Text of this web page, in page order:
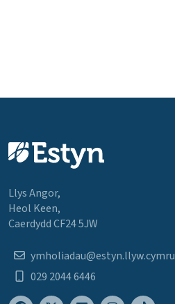
Llys Angor,
Heol Keen,
Caerdydd CF24 5JW
ymholiadau@estyn.llyw.cymru
029 2044 6446